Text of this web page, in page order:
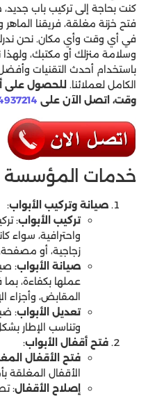
كنت بحاجة إلى تركيب باب جديد،
فتح خزنة مغلقة، فريقنا
في أي وقت وأي مكان. نحن
وسلامة منزلك أو مكتبك،
باستخدام أحدث التقنيات
الكامل لعملائنا. للحصول على
وقت، اتصل الآن على
خدمات المؤسسة
صيانة وتركيب الأبواب:
تركيب الأبواب:
واحترافية، سواء
زجاجية، أو
صيانة الأبواب:
عملها بكفاءة،
المقابض، وأجزاء
تعديل الأبواب:
وتناسب الإطار
فتح أقفال الأبواب:
فتح الأقفال
الأقفال المغلقة
إصلاح الأقفال: